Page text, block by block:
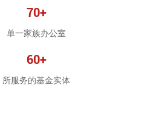
70+
单一家族办公室
60+
所服务的基金实体